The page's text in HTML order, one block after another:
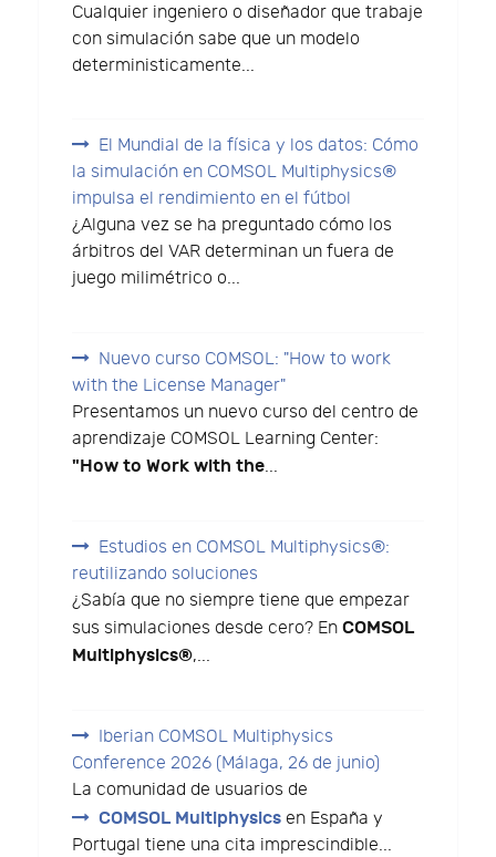
Cualquier ingeniero o diseñador que trabaje
con simulación sabe que un modelo
deterministicamente...
El Mundial de la física y los datos: Cómo
la simulación en COMSOL Multiphysics®
impulsa el rendimiento en el fútbol
¿Alguna vez se ha preguntado cómo los
árbitros del VAR determinan un fuera de
juego milimétrico o...
Nuevo curso COMSOL: "How to work
with the License Manager"
Presentamos un nuevo curso del centro de
aprendizaje COMSOL Learning Center:
"How to Work with the...
Estudios en COMSOL Multiphysics®:
reutilizando soluciones
¿Sabía que no siempre tiene que empezar
sus simulaciones desde cero? En COMSOL
Multiphysics®,...
Iberian COMSOL Multiphysics
Conference 2026 (Málaga, 26 de junio)
La comunidad de usuarios de
COMSOL Multiphysics en España y
Portugal tiene una cita imprescindible...